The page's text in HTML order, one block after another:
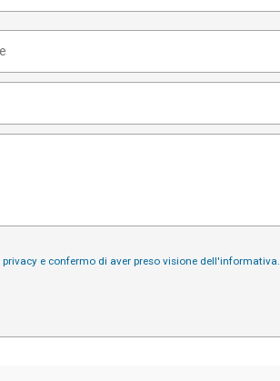
e confermo di aver preso visione dell'informativa.